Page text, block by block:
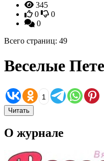
345
0
0
0
Всего страниц: 49
Веселые
1
Читать
О журнале